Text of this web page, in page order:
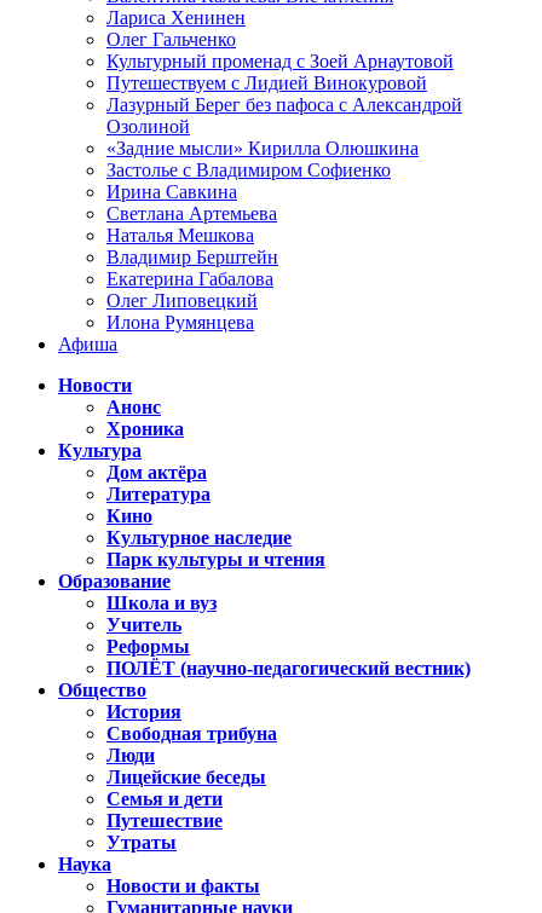
Лариса Хенинен
Олег Гальченко
Культурный променад с Зоей Арнаутовой
Путешествуем с Лидией Винокуровой
Лазурный Берег без пафоса с Александрой
Озолиной
«Задние мысли» Кирилла Олюшкина
Застолье с Владимиром Софиенко
Ирина Савкина
Светлана Артемьева
Наталья Мешкова
Владимир Берштейн
Екатерина Габалова
Олег Липовецкий
Илона Румянцева
Афиша
Новости
Анонс
Хроника
Культура
Дом актёра
Литература
Кино
Культурное наследие
Парк культуры и чтения
Образование
Школа и вуз
Учитель
Реформы
ПОЛЁТ (научно-педагогический вестник)
Общество
История
Свободная трибуна
Люди
Лицейские беседы
Семья и дети
Путешествие
Утраты
Наука
Новости и факты
Гуманитарные науки